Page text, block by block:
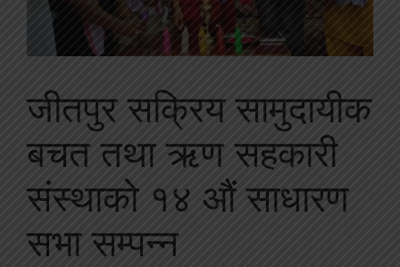
जीतपुर सक्रिय सामुदायीक
बचत तथा ऋण सहकारी
संस्थाको १४ औं साधारण
सभा सम्पन्न